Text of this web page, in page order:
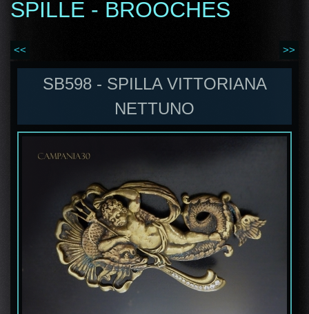
SPILLE - BROOCHES
<< >>
SB598 - SPILLA VITTORIANA
NETTUNO